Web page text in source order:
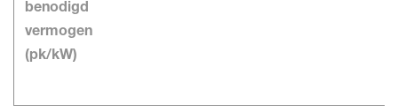
benodigd
vermogen
(pk/kW)